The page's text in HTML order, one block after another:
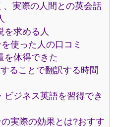
、実際の人間との英会話
を求める人
使った人の口コミ
を体得できた
ることで翻訳する時間
ビジネス英語を習得でき
実際の効果とは?おすす